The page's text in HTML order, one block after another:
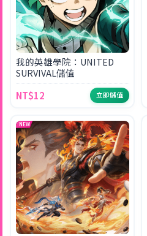
我的英雄學院：UNITED
SURVIVAL儲值
NT$12
立即儲值
NEW